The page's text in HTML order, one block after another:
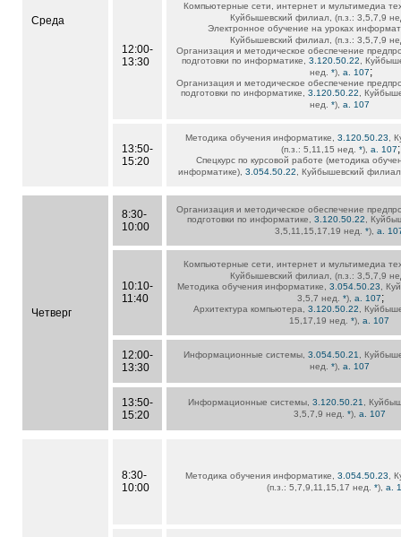
Среда
12:00-
13:30
Компьютерные сети, интернет и мультимедиа
Куйбышевский филиал, (п.з.: 3,5,7,9
Электронное обучение на уроках
Куйбышевский филиал, (п.з.: 3,5,7,9
Организация и методическое обеспечение
подготовки по информатике,3.120.50.22
,
нед. *), а. 107;
Организация и методическое обеспечение
подготовки по информатике, 3.120.50.22 ,
нед. *), а. 107
13:50-
15:20
Методика обучения информатике,3.120.50.23
,
(п.з.: 5,11,15 нед.*),а. 107;
Спецкурс по курсовой работе (методика
информатике), 3.054.50.22 , Куйбышевский
Четверг
8:30-
10:00
Организация и методическое обеспечение
подготовки по информатике, 3.120.50.22 ,
3,5,11,15,17,19 нед.*),а.
10:10-
11:40
Компьютерные сети, интернет и мультимедиа
Куйбышевский филиал, (п.з.: 3,5,7,9
Методика обучения информатике,3.054.50.23
,
3,5,7 нед.*),а. 107;
Архитектура компьютера, 3.120.50.22 ,
15,17,19 нед.*),а. 107
12:00-
13:30
Информационные системы, 3.054.50.21
,
нед. *), а. 107
13:50-
15:20
Информационные системы,3.120.50.21
,
3,5,7,9 нед. *), а. 107
8:30-
10:00
Методика обучения информатике,3.054.50.23
,
(п.з.: 5,7,9,11,15,17 нед. *), а.